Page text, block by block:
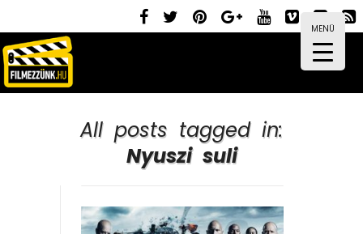
MENÜ
All posts tagged in:
Nyuszi suli